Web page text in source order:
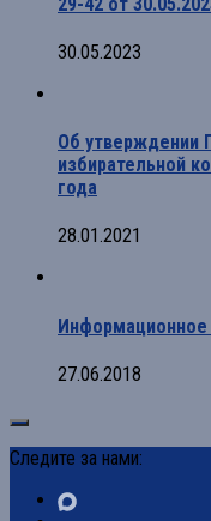
30.05.2023
Об утверждении
избирательной
года
28.01.2021
27.06.2018
Следите за нами: